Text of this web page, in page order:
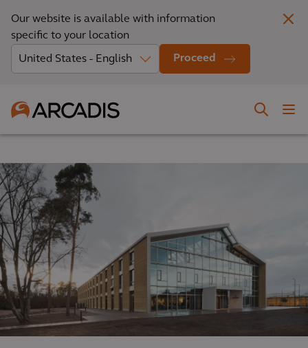
Our website is available with information
specific to your location
Proceed